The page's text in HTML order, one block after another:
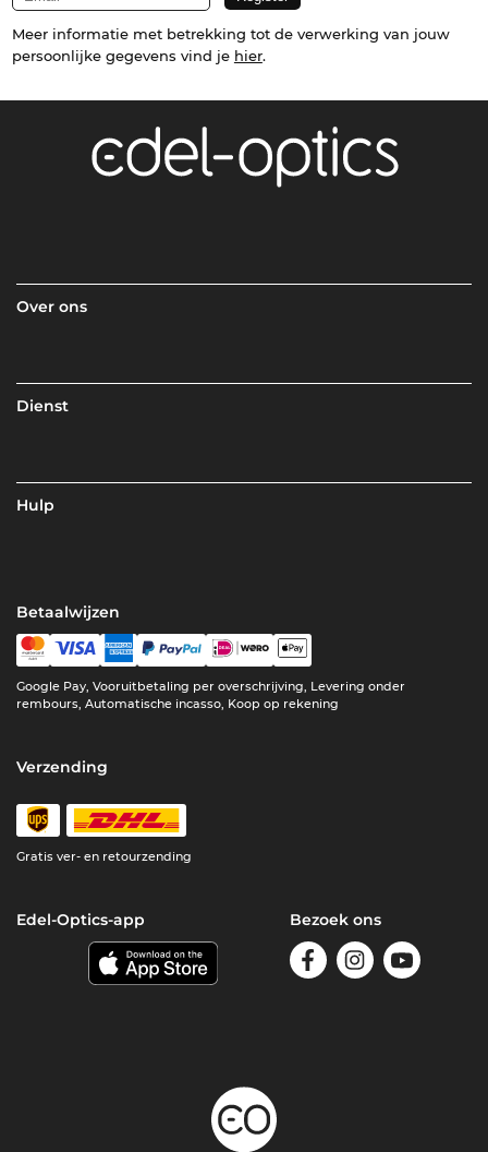
Meer informatie met betrekking tot de verwerking van jouw
persoonlijke gegevens vind je hier.
Over ons
Dienst
Hulp
Betaalwijzen
Google Pay, Vooruitbetaling per overschrijving, Levering onder
rembours, Automatische incasso, Koop op rekening
Verzending
Gratis ver- en retourzending
Edel-Optics-app Bezoek ons